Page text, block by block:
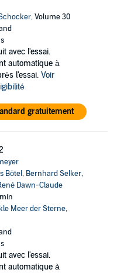
, Volume 30
avec l'essai.
automatique à
l'essai. Voir
gratuitement
Bötel, Bernhard Selker,
Dawn-Claude
Meer der Sterne,
avec l'essai.
automatique à